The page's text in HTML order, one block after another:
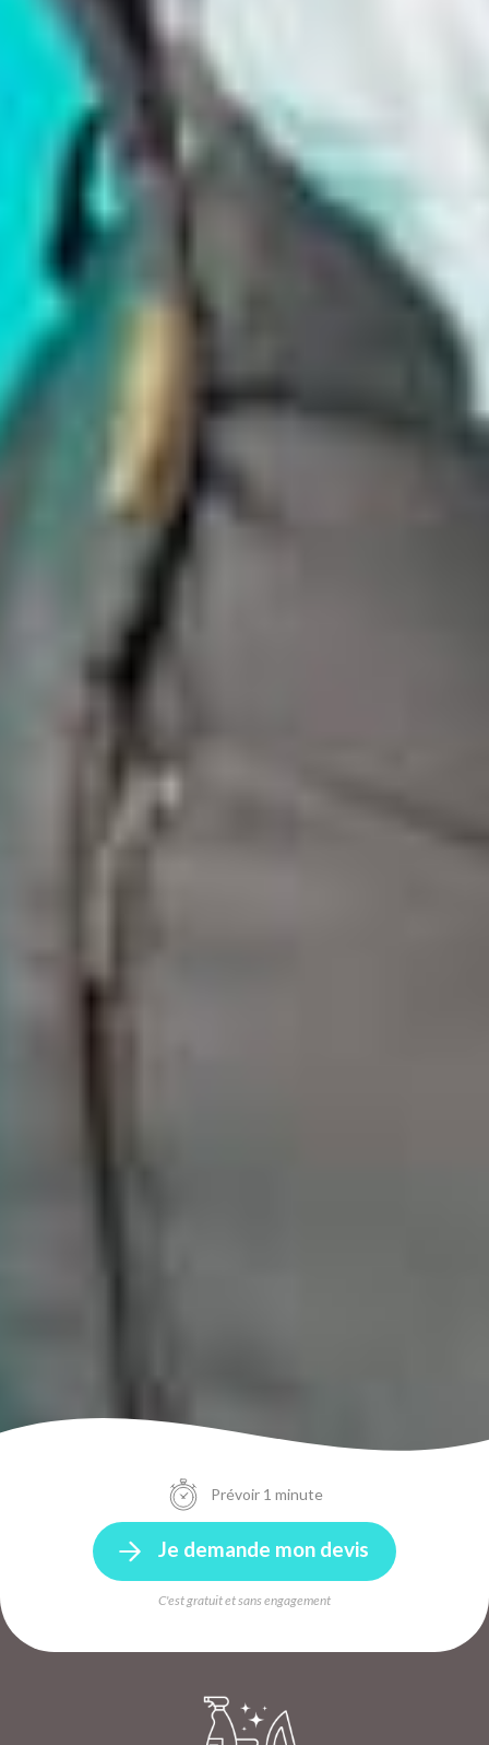
Prévoir 1 minute
Je demande mon devis
C'est gratuit et sans engagement